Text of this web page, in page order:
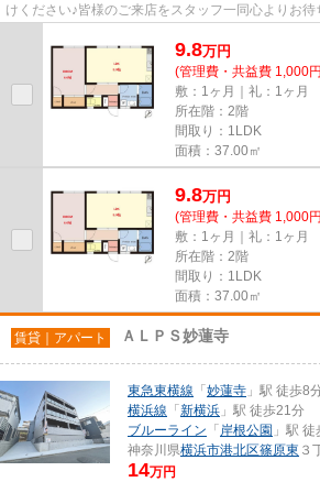
けください♪皆様のご来店をスタッフ一同心よりお待
9.8万円
(管理費・共益費 1,000
敷：1ヶ月｜礼：1ヶ月
所在階：2階
間取り：1LDK
面積：37.00㎡
9.8万円
(管理費・共益費 1,000
敷：1ヶ月｜礼：1ヶ月
所在階：2階
間取り：1LDK
面積：37.00㎡
賃貸｜アパート ＡＬＰＳ妙蓮寺
東急東横線 「 妙蓮寺 」駅 徒歩8
横浜線 「 新横浜 」駅 徒歩21分
ブルーライン 「 岸根公園 」駅
神奈川県横浜市港北区篠原東 ３
14万円